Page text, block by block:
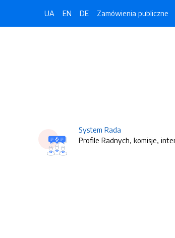
UA EN DE Zamówienia publiczne
System Rada
Profile Radnych, komisje,